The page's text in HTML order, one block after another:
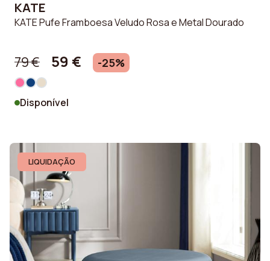
KATE
KATE Pufe Framboesa Veludo Rosa e Metal Dourado
79 € 59 € -25%
Disponível
LIQUIDAÇÃO